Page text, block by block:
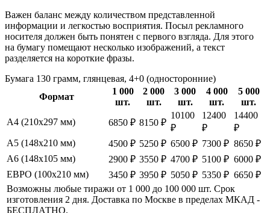
Важен баланс между количеством представленной
информации и легкостью восприятия. Посыл рекламного
носителя должен быть понятен с первого взгляда. Для этого
на бумагу помещают несколько изображений, а текст
разделяется на короткие фразы.
Бумага 130 грамм, глянцевая, 4+0 (односторонние)
Формат
1 000
шт.
2 000
шт.
3 000
шт.
4 000
шт.
5 000
шт.
А4 (210х297 мм)
6850 ₽ 8150 ₽
10100
₽
12400
₽
14400
₽
А5 (148х210 мм)
4500 ₽ 5250 ₽ 6500 ₽ 7300 ₽ 8650 ₽
А6 (148х105 мм)
2900 ₽ 3550 ₽ 4700 ₽ 5100 ₽ 6000 ₽
ЕВРО (100х210 мм)
3450 ₽ 3950 ₽ 5050 ₽ 5350 ₽ 6650 ₽
Возможны любые тиражи от 1 000 до 100 000 шт. Срок
изготовления 2 дня. Доставка по Москве в пределах МКАД -
БЕСПЛАТНО.